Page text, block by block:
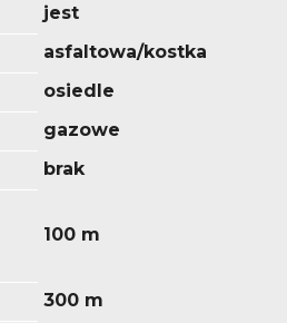
jest
asfaltowa/kostka
osiedle
gazowe
brak
100 m
300 m